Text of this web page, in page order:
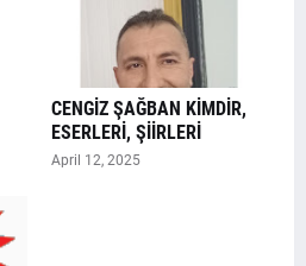
CENGİZ ŞAĞBAN KİMDİR,
ESERLERİ, ŞİİRLERİ
April 12, 2025